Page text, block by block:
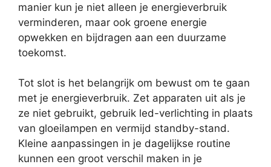
manier kun je niet alleen je energieverbruik
verminderen, maar ook groene energie
opwekken en bijdragen aan een duurzame
toekomst.
Tot slot is het belangrijk om bewust om te gaan
met je energieverbruik. Zet apparaten uit als je
ze niet gebruikt, gebruik led-verlichting in plaats
van gloeilampen en vermijd standby-stand.
Kleine aanpassingen in je dagelijkse routine
kunnen een groot verschil maken in je